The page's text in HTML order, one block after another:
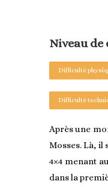
Niveau
Difficulté
Difficulté
Après une
Mosses. Là, il
4×4 menant
dans la